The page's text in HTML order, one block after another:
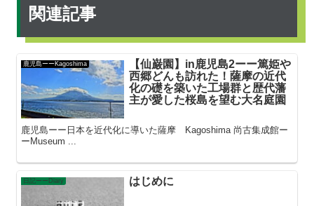
関連記事
鹿児島ーーKagoshima
【仙巌園】in鹿児島2ーー篤姫や
西郷どんも訪れた！薩摩の近代
化の礎を築いた工場群と歴代藩
主が愛した桜島を望む大名庭園
鹿児島ーー日本を近代化に導いた薩摩 Kagoshima 尚古集成館ー
ーMuseum ...
日記ーーDiary はじめに